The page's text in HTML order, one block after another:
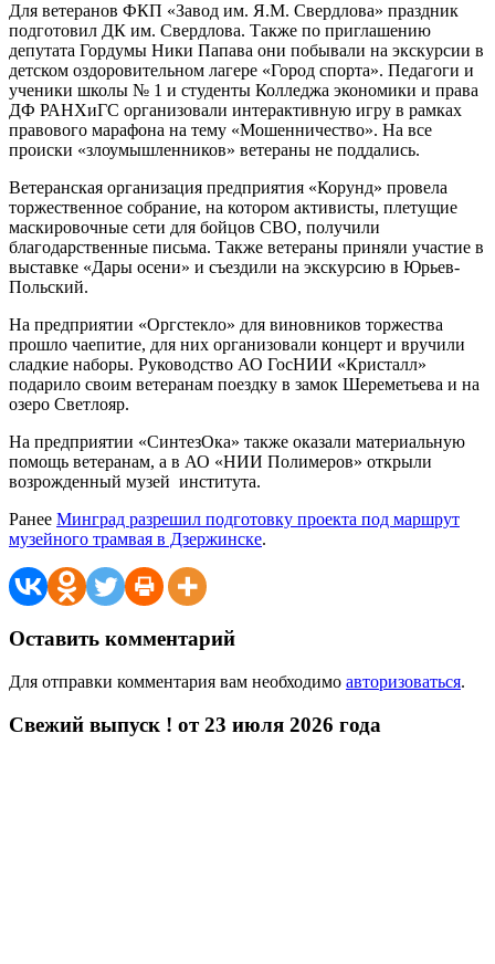
Для ветеранов ФКП «Завод им. Я.М. Свердлова» праздник
подготовил ДК им. Свердлова. Также по приглашению
депутата Гордумы Ники Папава они побывали на экскурсии в
детском оздоровительном лагере «Город спорта». Педагоги и
ученики школы № 1 и студенты Колледжа экономики и права
ДФ РАНХиГС организовали интерактивную игру в рамках
правового марафона на тему «Мошенничество». На все
происки «злоумышленников» ветераны не поддались.
Ветеранская организация предприятия «Корунд» провела
торжественное собрание, на котором активисты, плетущие
маскировочные сети для бойцов СВО, получили
благодарственные письма. Также ветераны приняли участие в
выставке «Дары осени» и съездили на экскурсию в Юрьев­-
Польский.
На предприятии «Оргстекло» для виновников торжества
прошло чаепитие, для них организовали концерт и вручили
сладкие наборы. Руководство АО ГосНИИ «Кристалл»
подарило своим ветеранам поездку в замок Шереметьева и на
озеро Светлояр.
На предприятии «Синтез­Ока» также оказали материальную
помощь ветеранам, а в АО «НИИ Полимеров» открыли
возрожденный музей института.
Ранее Минград разрешил подготовку проекта под маршрут
музейного трамвая в Дзержинске.
Оставить комментарий
Для отправки комментария вам необходимо авторизоваться.
Свежий выпуск ! от 23 июля 2026 года